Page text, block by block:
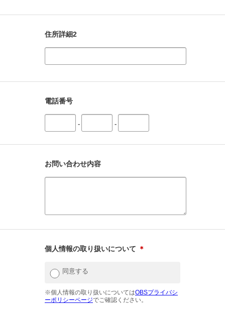
住所詳細2
電話番号
- -
お問い合わせ内容
個人情報の取り扱いについて ＊
同意する
※個人情報の取り扱いについてはOBSプライバシ
ーポリシーページでご確認ください。